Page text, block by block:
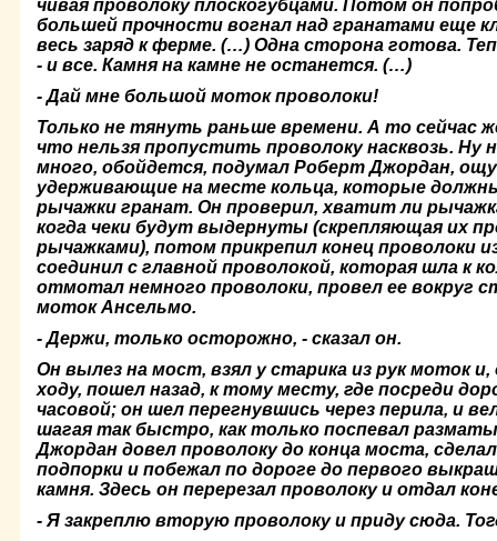
чивая проволоку плоскогубцами. Потом он
большей прочности вогнал над гранатами еще
весь заряд к ферме. (…) Одна сторона готова.
- и все. Камня на камне не останет­ся. (…)
- Дай мне большой моток проволоки!
Только не тянуть раньше времени. А то сейчас
что нельзя пропустить проволоку насквозь. Ну
много, обойдется, подумал Роберт Джордан,
удерживающие на месте кольца, которые
рычажки гранат. Он проверил, хватит ли
когда чеки будут выдернуты (скрепляющая их
рычажками), потом при­крепил конец проволоки
соединил с главной проволокой, которая шла к
отмо­тал немного проволоки, провел ее вокруг
моток Ансельмо.
- Держи, только осторожно, - сказал он.
Он вылез на мост, взял у старика из рук моток и,
ходу, пошел назад, к тому месту, где посреди
часовой; он шел перегнувшись через перила, и
шагая так быстро, как только поспевал
Джордан довел проволоку до конца моста,
подпорки и побежал по до­роге до первого
камня. Здесь он перерезал проволоку и отдал
- Я закреплю вторую проволоку и приду сюда.